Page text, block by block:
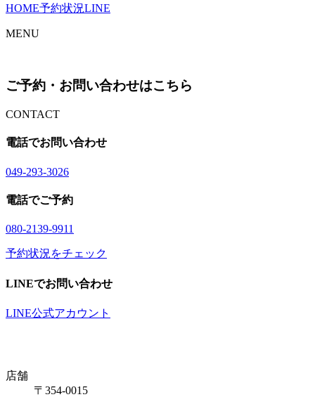
HOME予約状況LINE
MENU
ご予約・お問い合わせはこちら
CONTACT
電話でお問い合わせ
049-293-3026
電話でご予約
080-2139-9911
予約状況をチェック
LINEでお問い合わせ
LINE公式アカウント
店舗
〒354-0015